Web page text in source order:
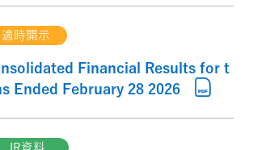
適時開示
Financial Results for t
Ended February 28 2026
IR資料